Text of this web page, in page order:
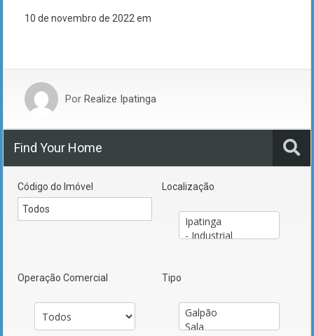
10 de novembro de 2022em
Por Realize Ipatinga
Find Your Home
Código do Imóvel Localização
Operação Comercial Tipo